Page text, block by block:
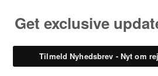
Løberejser Danmark